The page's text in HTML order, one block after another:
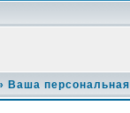
Ваша